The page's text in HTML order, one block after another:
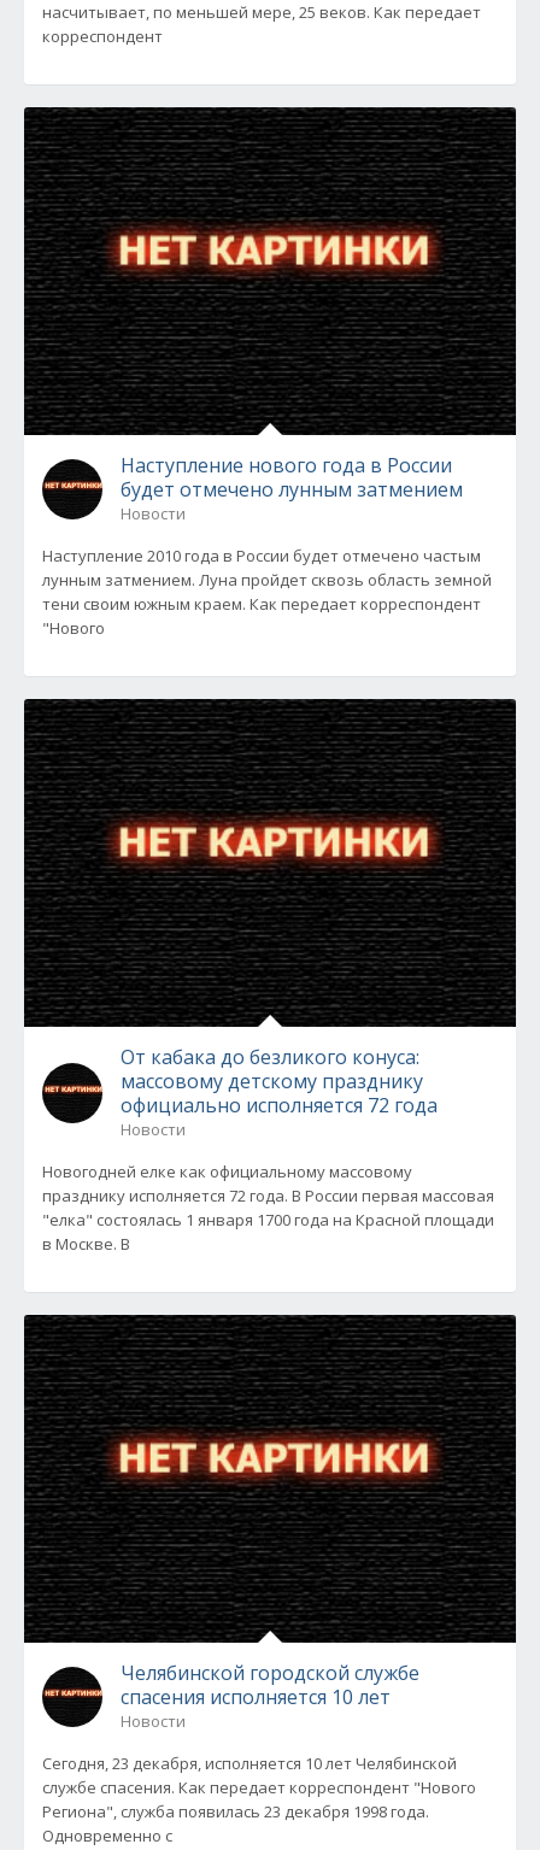
насчитывает, по меньшей мере, 25 веков. Как передает
корреспондент
Наступление нового года в России
будет отмечено лунным затмением
Новости
Наступление 2010 года в России будет отмечено частым
лунным затмением. Луна пройдет сквозь область земной
тени своим южным краем. Как передает корреспондент
"Нового
От кабака до безликого конуса:
массовому детскому празднику
официально исполняется 72 года
Новости
Новогодней елке как официальному массовому
празднику исполняется 72 года. В России первая массовая
"елка" состоялась 1 января 1700 года на Красной площади
в Москве. В
Челябинской городской службе
спасения исполняется 10 лет
Новости
Сегодня, 23 декабря, исполняется 10 лет Челябинской
службе спасения. Как передает корреспондент "Нового
Региона", служба появилась 23 декабря 1998 года.
Одновременно с